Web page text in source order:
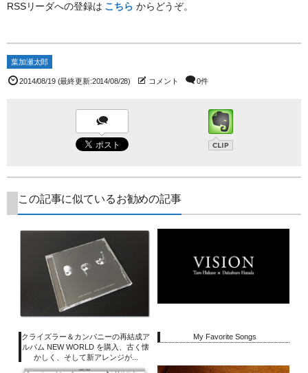
RSSリーダへの登録は こちら からどうぞ。
葉加瀬太郎
2014/08/19(最終更新:2014/08/28) コメント 0件
この記事に似ているお勧めの記事
クライズラー＆カンパニーの再結成ア
ルバム NEW WORLD を購入、古く懐
かしく、そして新アレンジが...
My Favorite Songs